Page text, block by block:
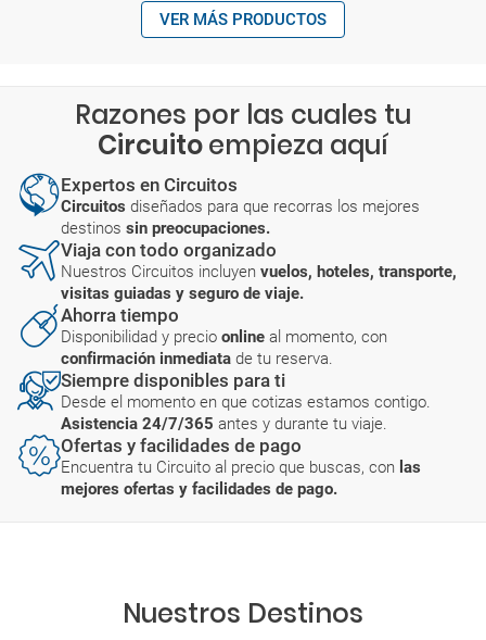
VER MÁS PRODUCTOS
Razones por las cuales tu
Circuitoempieza aquí
Expertos en Circuitos
Circuitos diseñados para que recorras los mejores
destinos sin preocupaciones.
Viaja con todo organizado
Nuestros Circuitos incluyen vuelos, hoteles, transporte,
visitas guiadas y seguro de viaje.
Ahorra tiempo
Disponibilidad y precio online al momento, con
confirmación inmediata de tu reserva.
Siempre disponibles para ti
Desde el momento en que cotizas estamos contigo.
Asistencia 24/7/365 antes y durante tu viaje.
Ofertas y facilidades de pago
Encuentra tu Circuito al precio que buscas, con las
mejores ofertas y facilidades de pago.
Nuestros Destinos